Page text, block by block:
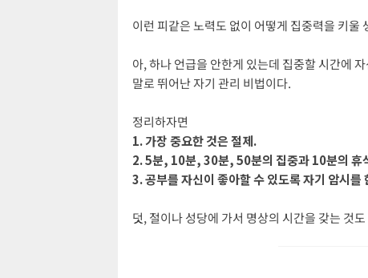
이런 피같은 노력도 없이 어떻게 집중력을 키울
아, 하나 언급을 안한게 있는데 집중할 시간에
말로 뛰어난 자기 관리 비법이다.
정리하자면
1. 가장 중요한 것은 절제.
2. 5분, 10분, 30분, 50분의 집중과 10분의 휴
3. 공부를 자신이 좋아할 수 있도록 자기 암시를
덧, 절이나 성당에 가서 명상의 시간을 갖는 것